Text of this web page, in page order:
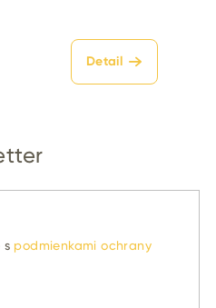
Detail
s podmienkami ochrany